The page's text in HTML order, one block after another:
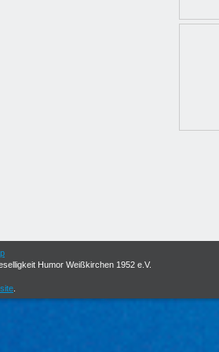
Humor Weißkirchen 1952 e.V.